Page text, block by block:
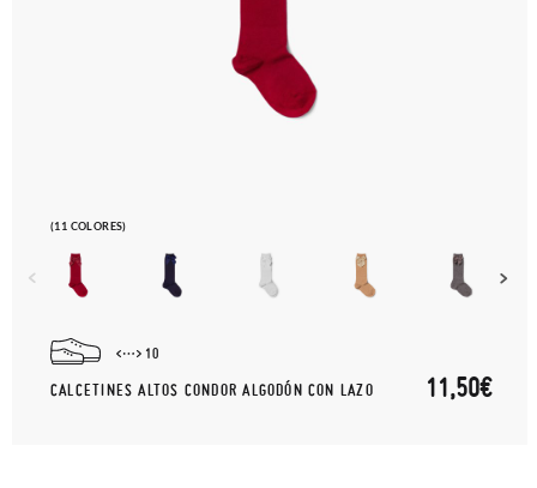
(11 COLORES)
10
CALCETINES ALTOS CONDOR ALGODÓN CON LAZO 11,50€